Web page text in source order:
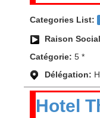
Categories List:
Raison
Catégorie: 5 *
Délégation:
Hotel